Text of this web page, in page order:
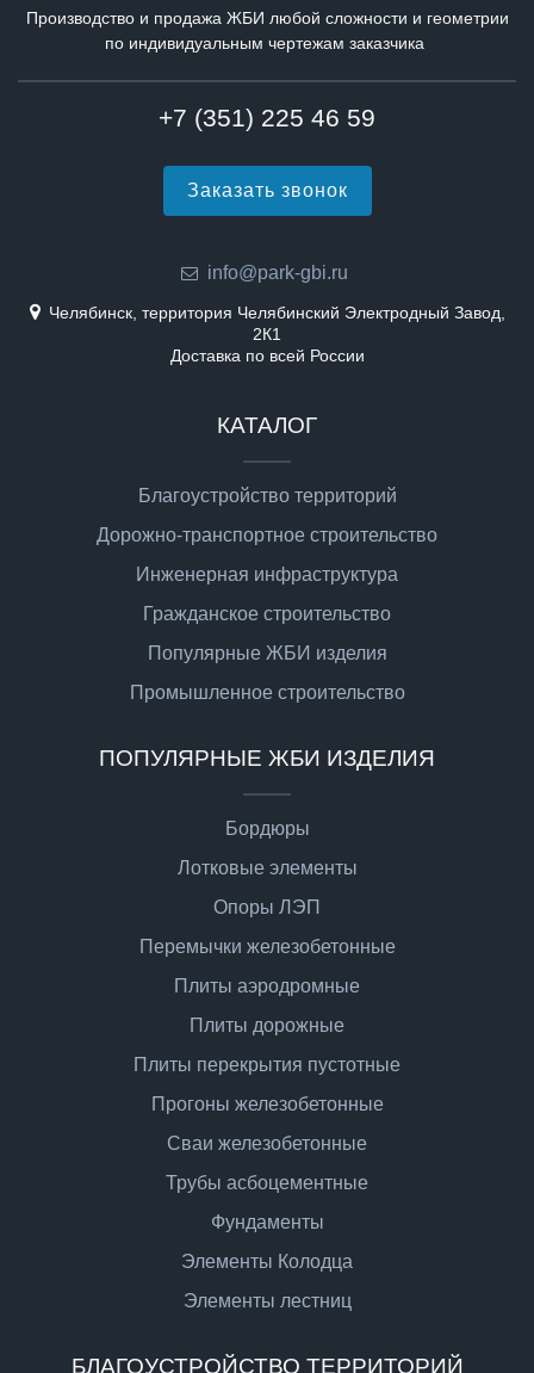
Производство и продажа ЖБИ любой сложности и геометрии
по индивидуальным чертежам заказчика
+7 (351) 225 46 59
Заказать звонок
info@park-gbi.ru
Челябинск, территория Челябинский Электродный Завод,
2К1
Доставка по всей России
КАТАЛОГ
Благоустройство территорий
Дорожно-транспортное строительство
Инженерная инфраструктура
Гражданское строительство
Популярные ЖБИ изделия
Промышленное строительство
ПОПУЛЯРНЫЕ ЖБИ ИЗДЕЛИЯ
Бордюры
Лотковые элементы
Опоры ЛЭП
Перемычки железобетонные
Плиты аэродромные
Плиты дорожные
Плиты перекрытия пустотные
Прогоны железобетонные
Сваи железобетонные
Трубы асбоцементные
Фундаменты
Элементы Колодца
Элементы лестниц
БЛАГОУСТРОЙСТВО ТЕРРИТОРИЙ